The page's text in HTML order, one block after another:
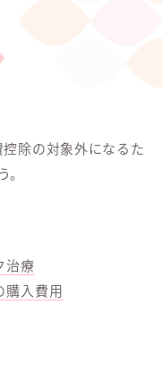
除の対象外になるた
治療
購入費用